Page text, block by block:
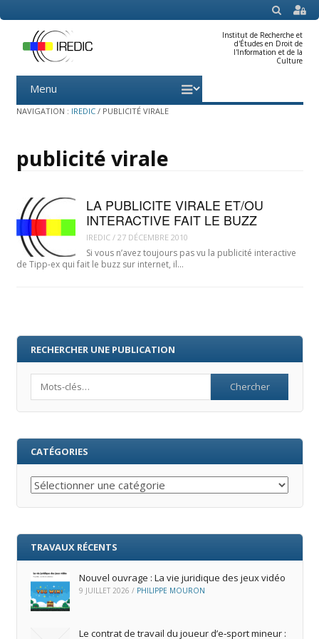
SEARCH
Institut de Recherche et
d'Études en Droit de
l'Information et de la
Culture
Menu
content
NAVIGATION : IREDIC / PUBLICITÉ VIRALE
publicité virale
LA PUBLICITE VIRALE ET/OU
INTERACTIVE FAIT LE BUZZ
IREDIC/ 27 DÉCEMBRE 2010
Si vous n’avez toujours pas vu la publicité interactive
de Tipp-ex qui fait le buzz sur internet, il…
RECHERCHER UNE PUBLICATION
CATÉGORIES
Catégories
TRAVAUX RÉCENTS
Nouvel ouvrage : La vie juridique des jeux vidéo
9 JUILLET 2026 / PHILIPPE MOURON
Le contrat de travail du joueur d’e‑sport mineur :